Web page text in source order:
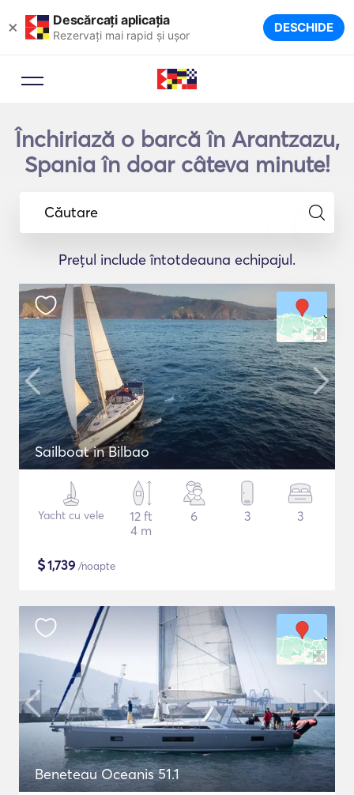
× Descărcați aplicația
Rezervați mai rapid și ușor DESCHIDE
Închiriază o barcă în Arantzazu,
Spania în doar câteva minute!
Căutare
Prețul include întotdeauna echipajul.
Sailboat in Bilbao
Yacht cu vele
12 ft
4 m
6 3 3
$1,739 /noapte
Beneteau Oceanis 51.1